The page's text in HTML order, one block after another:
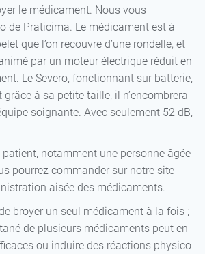
le médicament. Nous vous
de Praticima. Le médicament est à
que l’on recouvre d’une rondelle, et
par un moteur électrique réduit en
Le Severo, fonctionnant sur batterie,
à sa petite taille, il n’encombrera
soignante. Avec seulement 52 dB,
notamment une personne âgée
pourrez commander sur notre site
aisée des médicaments.
broyer un seul médicament à la fois ;
de plusieurs médicaments peut en
ou induire des réactions physico-